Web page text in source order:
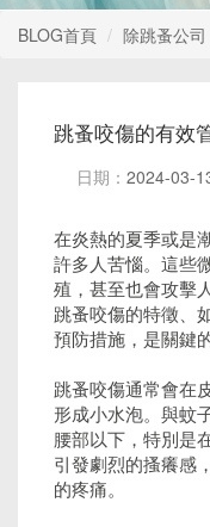
BLOG首頁 除跳蚤公司
跳蚤咬傷的有效
日期： 2024-03-
在炎熱的夏季或是
許多人苦惱。這些
殖，甚至也會攻擊
跳蚤咬傷的特徵、
預防措施，是關鍵
跳蚤咬傷通常會在
形成小水泡。與蚊
腰部以下，特別是
引發劇烈的搔癢感
的疼痛。